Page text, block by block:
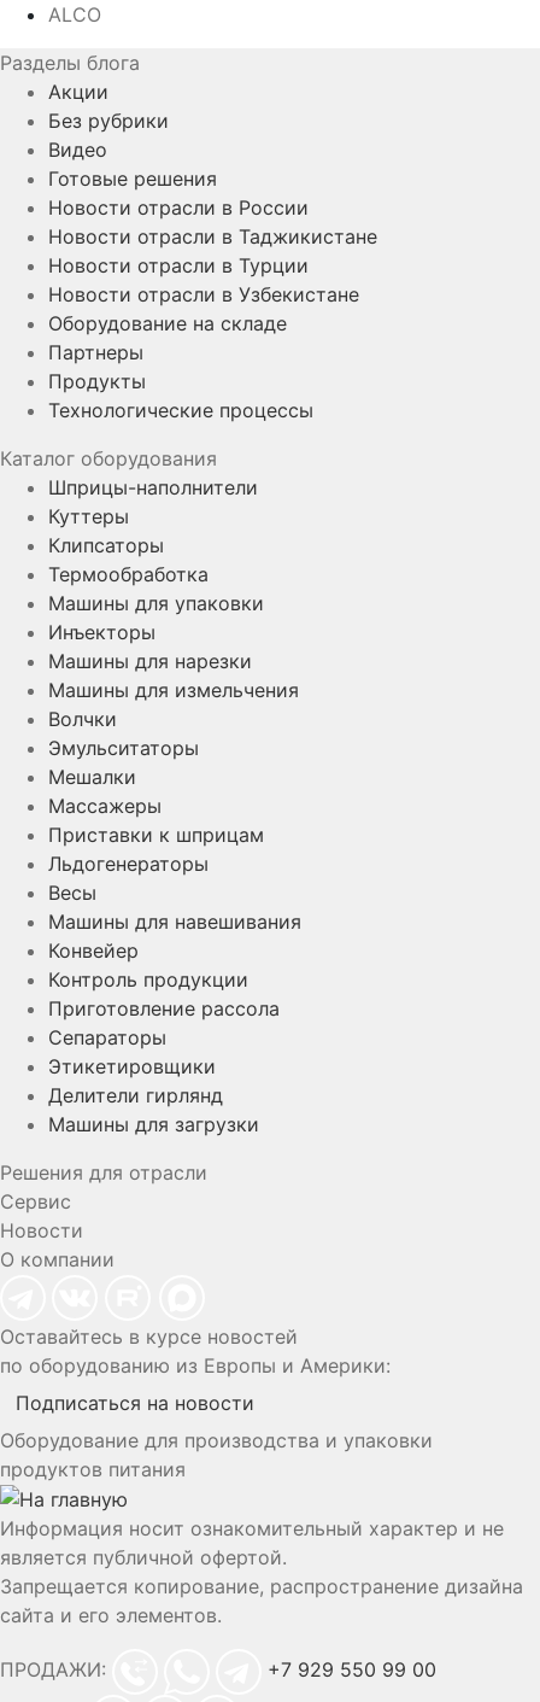
ALCO
Разделы блога
Акции
Без рубрики
Видео
Готовые решения
Новости отрасли в России
Новости отрасли в Таджикистане
Новости отрасли в Турции
Новости отрасли в Узбекистане
Оборудование на складе
Партнеры
Продукты
Технологические процессы
Каталог оборудования
Шприцы-наполнители
Куттеры
Клипсаторы
Термообработка
Машины для упаковки
Инъекторы
Машины для нарезки
Машины для измельчения
Волчки
Эмульситаторы
Мешалки
Массажеры
Приставки к шприцам
Льдогенераторы
Весы
Машины для навешивания
Конвейер
Контроль продукции
Приготовление рассола
Сепараторы
Этикетировщики
Делители гирлянд
Машины для загрузки
Решения для отрасли
Сервис
Новости
О компании
Оставайтесь в курсе новостей
по оборудованию из Европы и Америки:
Подписаться на новости
Оборудование для производства и упаковки
продуктов питания
Информация носит ознакомительный характер и не
является публичной офертой.
Запрещается копирование, распространение дизайна
сайта и его элементов.
ПРОДАЖИ: +7 929 550 99 00